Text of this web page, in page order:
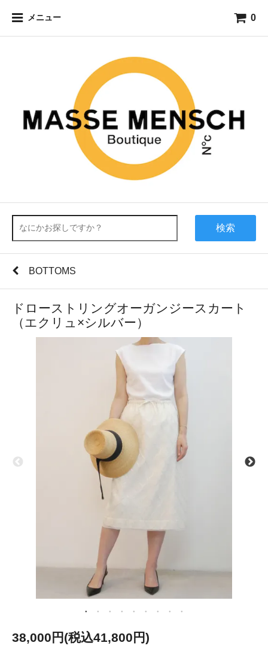
メニュー 0
検索
BOTTOMS
ドローストリングオーガンジースカート
（エクリュ×シルバー）
38,000円(税込41,800円)